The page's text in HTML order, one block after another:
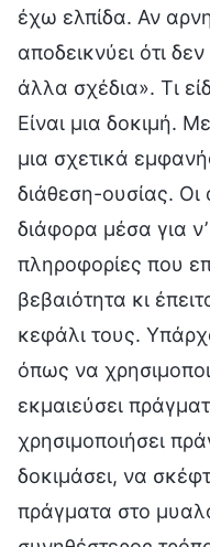
έχω ελπίδα. Αν
αποδεικνύει ότι
άλλα σχέδια». Τι
Είναι μια δοκιμή.
μια σχετικά
διάθεση-ουσίας. Οι
διάφορα μέσα για
πληροφορίες που
βεβαιότητα κι
κεφάλι τους.
όπως να
εκμαιεύσει
χρησιμοποιήσει
δοκιμάσει, να
πράγματα στο